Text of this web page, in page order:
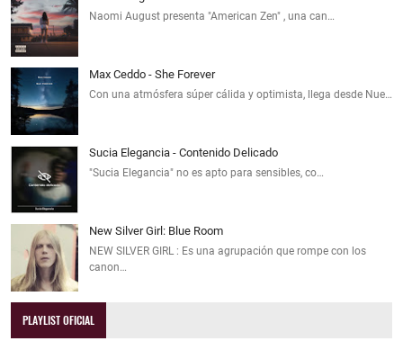
Naomi August presenta "American Zen" , una can…
Max Ceddo - She Forever
Con una atmósfera súper cálida y optimista, llega desde Nue…
Sucia Elegancia - Contenido Delicado
"Sucia Elegancia" no es apto para sensibles, co…
New Silver Girl: Blue Room
NEW SILVER GIRL : Es una agrupación que rompe con los
canon…
PLAYLIST OFICIAL